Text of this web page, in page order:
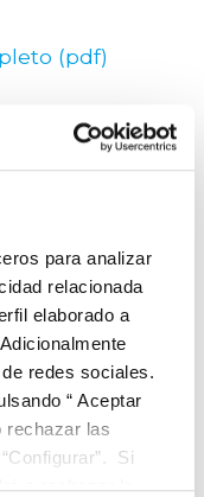
para analizar
relacionada
elaborado a
redes sociales.
“ Aceptar
rechazar las
Si
a rechazar la
(pdf)